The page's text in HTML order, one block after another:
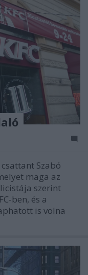
Szabó
maga az
szerint
ben, és a
is volna